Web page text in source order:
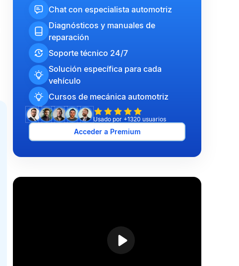
Chat con especialista automotriz
Diagnósticos y manuales de
reparación
Soporte técnico 24/7
Solución específica para cada
vehículo
Cursos de mecánica automotriz
Usado por +1320 usuarios
Acceder a Premium